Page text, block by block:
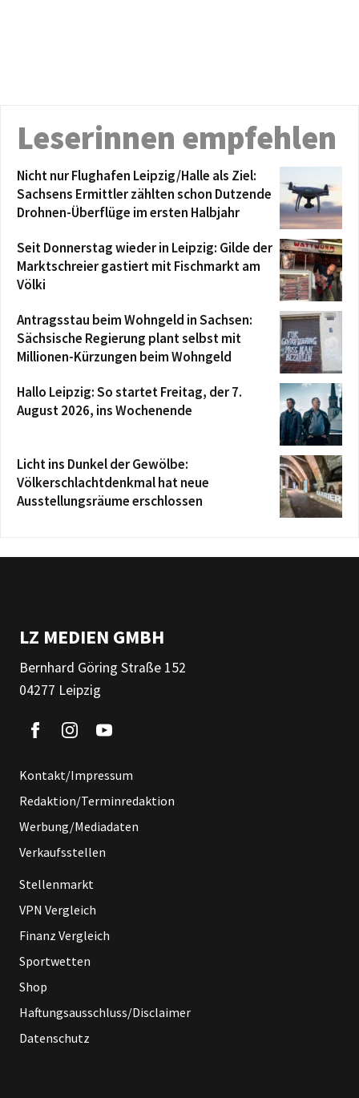
Leserinnen empfehlen
Nicht nur Flughafen Leipzig/Halle als Ziel:
Sachsens Ermittler zählten schon Dutzende
Drohnen-Überflüge im ersten Halbjahr
Seit Donnerstag wieder in Leipzig: Gilde der
Marktschreier gastiert mit Fischmarkt am
Völki
Antragsstau beim Wohngeld in Sachsen:
Sächsische Regierung plant selbst mit
Millionen-Kürzungen beim Wohngeld
Hallo Leipzig: So startet Freitag, der 7.
August 2026, ins Wochenende
Licht ins Dunkel der Gewölbe:
Völkerschlachtdenkmal hat neue
Ausstellungsräume erschlossen
LZ MEDIEN GMBH
Bernhard Göring Straße 152
04277 Leipzig
Kontakt/Impressum
Redaktion/Terminredaktion
Werbung/Mediadaten
Verkaufsstellen
Stellenmarkt
VPN Vergleich
Finanz Vergleich
Sportwetten
Shop
Haftungsausschluss/Disclaimer
Datenschutz